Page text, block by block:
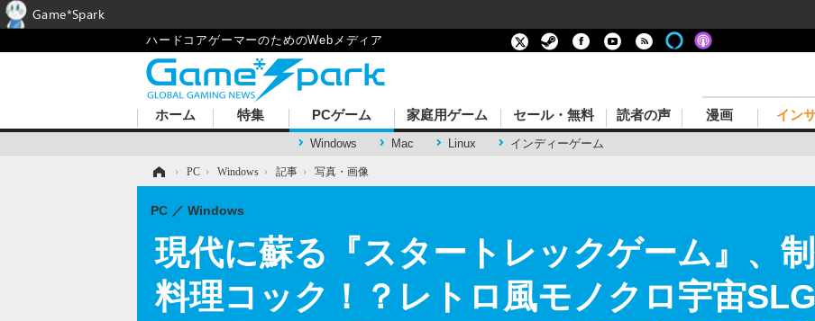
ハードコアゲーマーのためのWebメディア
ホーム 特集 PCゲーム
Windows Mac Linux インディーゲーム
家庭用ゲーム セール・無料 読者の声 漫画 イン
› PC › Windows › 記事 › 写真・画像
現代に蘇る『スタートレックゲーム』、
料理コック！？レトロ風モノクロ宇宙
PC Windows
Game*Spark